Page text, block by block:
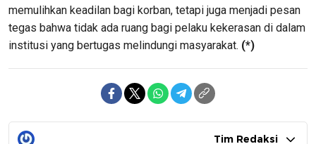
memulihkan keadilan bagi korban, tetapi juga menjadi pesan
tegas bahwa tidak ada ruang bagi pelaku kekerasan di dalam
institusi yang bertugas melindungi masyarakat. (*)
Tim Redaksi